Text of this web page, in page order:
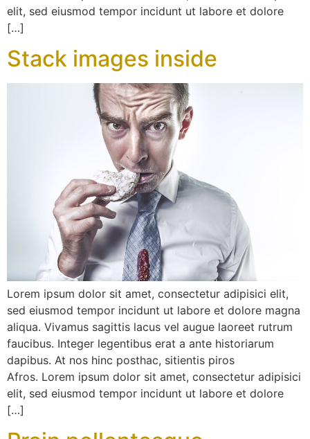
elit, sed eiusmod tempor incidunt ut labore et dolore
[…]
Stack images inside
Lorem ipsum dolor sit amet, consectetur adipisici elit,
sed eiusmod tempor incidunt ut labore et dolore magna
aliqua. Vivamus sagittis lacus vel augue laoreet rutrum
faucibus. Integer legentibus erat a ante historiarum
dapibus. At nos hinc posthac, sitientis piros
Afros. Lorem ipsum dolor sit amet, consectetur adipisici
elit, sed eiusmod tempor incidunt ut labore et dolore
[…]